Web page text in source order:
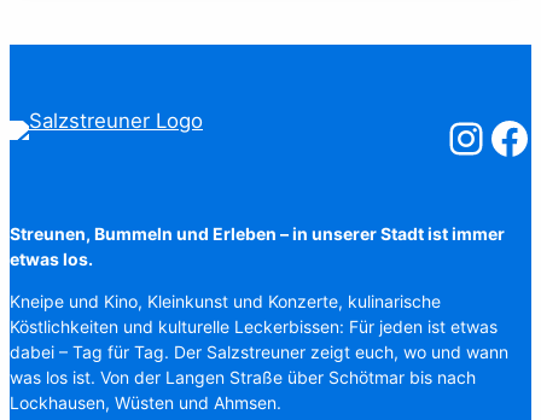
Streunen, Bummeln und Erleben – in unserer Stadt ist immer
etwas los.
Kneipe und Kino, Kleinkunst und Konzerte, kulinarische
Köstlichkeiten und kulturelle Leckerbissen: Für jeden ist etwas
dabei – Tag für Tag. Der Salzstreuner zeigt euch, wo und wann
was los ist. Von der Langen Straße über Schötmar bis nach
Lockhausen, Wüsten und Ahmsen.